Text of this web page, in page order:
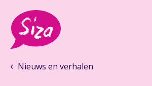
Nieuws en verhalen